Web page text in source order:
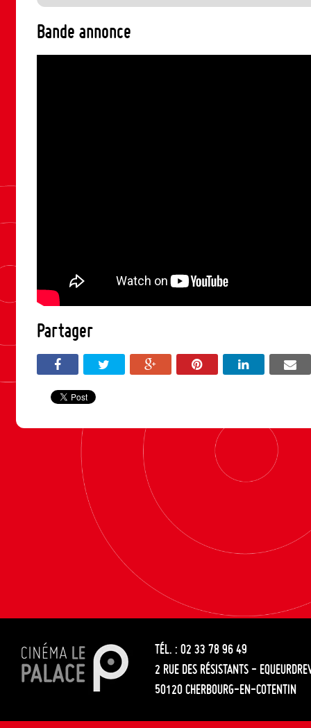
Bande annonce
Partager
TÉL. : 02 33 78 96 49
2 RUE DES RÉSISTANTS -
50120 CHERBOURG-EN-COTENTIN